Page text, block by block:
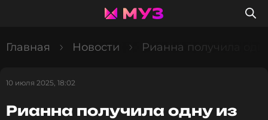
Главная Новости Рианна получила
10 июля 2025, 18:02
Рианна получила одну из